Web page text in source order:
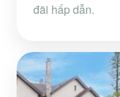
đãi hấp dẫn.